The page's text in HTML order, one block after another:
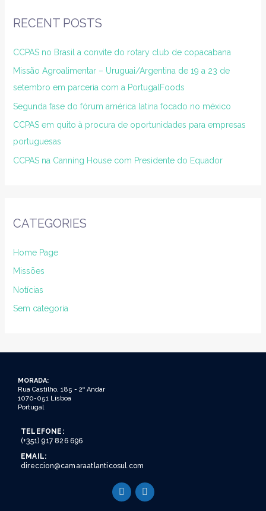
RECENT POSTS
CCPAS no Brasil a convite do rotary club de copacabana
Missão Agroalimentar – Uruguai/Argentina de 19 a 23 de
setembro em parceria com a PortugalFoods
Segunda fase do fórum américa latina focado no méxico
CCPAS em quito à procura de oportunidades para empresas
portuguesas
CCPAS na Canning House com Presidente do Equador
CATEGORIES
Home Page
Missões
Notícias
Sem categoria
MORADA:
Rua Castilho, 185 - 2º Andar
1070-051 Lisboa
Portugal
TELEFONE:
(+351) 917 826 696
EMAIL:
direccion@camaraatlanticosul.com